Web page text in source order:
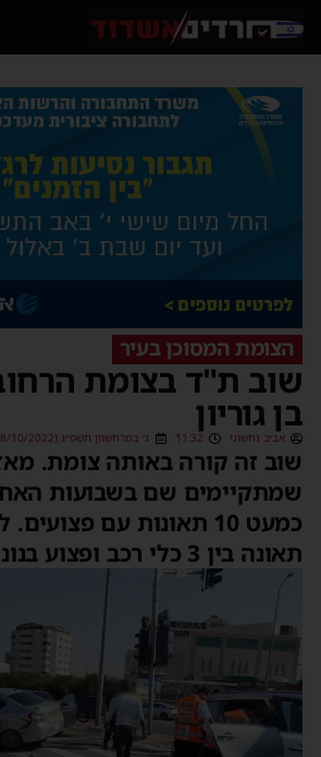
הצומת המסוכן בעיר
שוב ת"ד בצומת
בן גוריון
אביב נחשוני 11:32 ג׳ במרחשוון תשפ״ג (28/10/2022)
שוב זה קורה באותה צומת.
שמתקיימים שם בשבועות
כמעט 10 תאונות עם
תאונה בין 3 כלי רכב ופצוע בנוני.